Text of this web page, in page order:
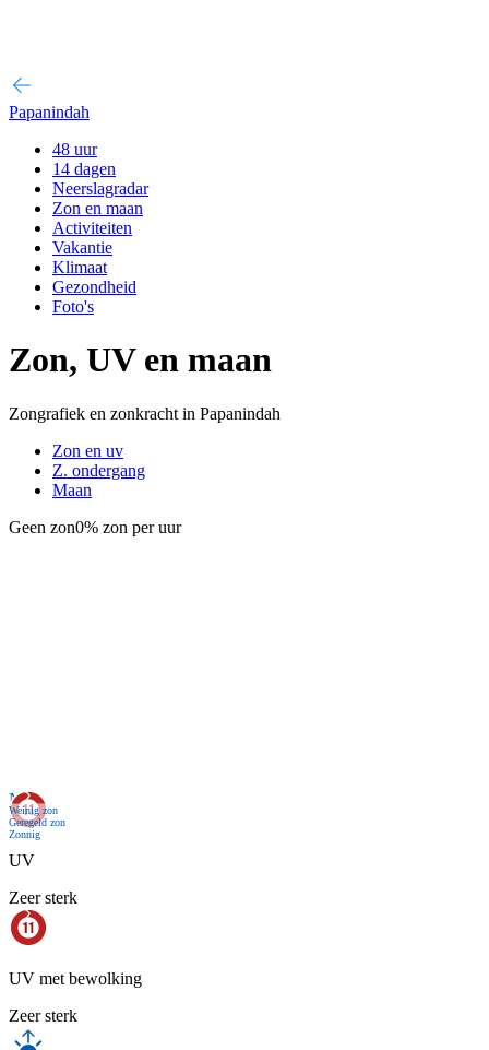
Papanindah
48 uur
14 dagen
Neerslagradar
Zon en maan
Activiteiten
Vakantie
Klimaat
Gezondheid
Foto's
Zon, UV en maan
Zongrafiek en zonkracht in Papanindah
Zon en uv
Z. ondergang
Maan
Geen zon0% zon per uur
Nu
Weinig zon
Geregeld zon
Zonnig
UV
Zeer sterk
UV met bewolking
Zeer sterk